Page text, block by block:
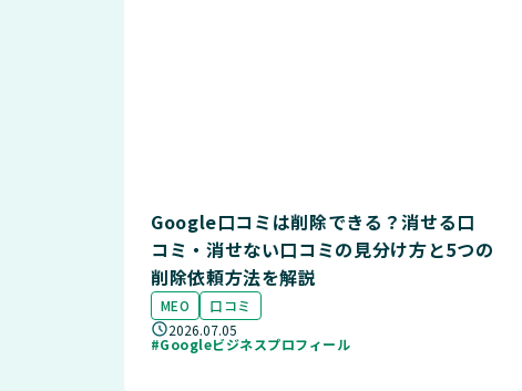
Google口コミは削除できる？消せる口
コミ・消せない口コミの見分け方と5つの
削除依頼方法を解説
MEO
口コミ
2026.07.05
#Googleビジネスプロフィール